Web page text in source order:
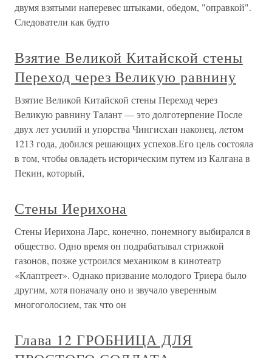
двумя взятыми наперевес штыками, обедом, "оправкой".
Следователи как будто
Взятие Великой Китайской стены
Переход через Великую равнину
Взятие Великой Китайской стены Переход через
Великую равнину Талант — это долготерпение После
двух лет усилий и упорства Чингисхан наконец, летом
1213 года, добился решающих успехов.Его цель состояла
в том, чтобы овладеть историческим путем из Калгана в
Пекин, который,
Стены Иерихона
Стены Иерихона Ларс, конечно, понемногу выбирался в
общество. Одно время он подрабатывал стрижкой
газонов, позже устроился механиком в кинотеатр
«Клаптреет». Однако призвание молодого Триера было
другим, хотя поначалу оно и звучало уверенным
многоголосием, так что он
Глава 12 ГРОБНИЦА ДЛЯ